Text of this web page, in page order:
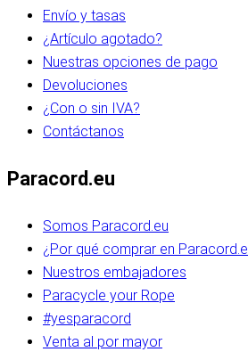
Envío y tasas
¿Artículo agotado?
Nuestras opciones de pago
Devoluciones
¿Con o sin IVA?
Contáctanos
Paracord.eu
Somos Paracord.eu
¿Por qué comprar en
Nuestros embajadores
Paracycle your Rope
#yesparacord
Venta al por mayor